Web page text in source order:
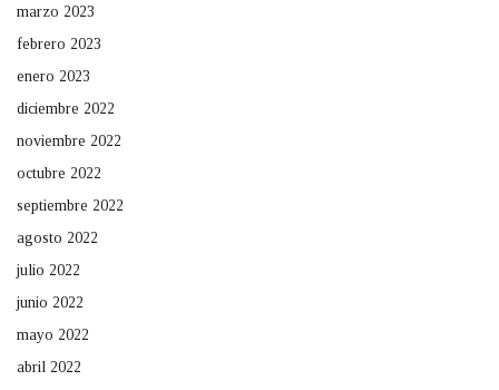
marzo 2023
febrero 2023
enero 2023
diciembre 2022
noviembre 2022
octubre 2022
septiembre 2022
agosto 2022
julio 2022
junio 2022
mayo 2022
abril 2022